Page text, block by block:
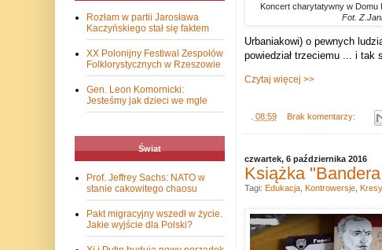
Koncert charytatywny w Domu
Fot.
Urbaniakowi) o pewnych
powiedział trzeciemu ... i tak
Czytaj więcej >>
08:59 Brak komentarzy:
czwartek, 6 października 2016
Książka
Tagi: Edukacja, Kontrowersje, Kresy,
Rozłam w partii Jarosława
Kaczyńskiego stał się faktem
XX Polonijny Festiwal Zespołów
Folklorystycznych w Rzeszowie
Gen. Leon Komornicki:
Jesteśmy jak dzieci we mgle
Świat
Prof. Jeffrey Sachs: NATO w
stanie cakowitego chaosu
Pakt migracyjny wszedł w życie.
Jakie wyjście dla Polski?